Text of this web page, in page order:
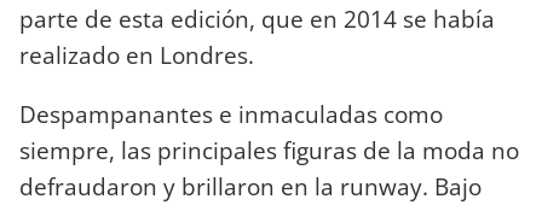
parte de esta edición, que en 2014 se había
realizado en Londres.
Despampanantes e inmaculadas como
siempre, las principales figuras de la moda no
defraudaron y brillaron en la runway. Bajo